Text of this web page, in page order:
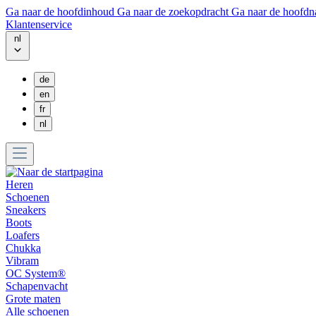
Ga naar de hoofdinhoud Ga naar de zoekopdracht Ga naar de
Klantenservice
nl
de
en
fr
nl
Heren
Schoenen
Sneakers
Boots
Loafers
Chukka
Vibram
OC System®
Schapenvacht
Grote maten
Alle schoenen